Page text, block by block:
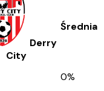
Derry
City
Średnia
0%